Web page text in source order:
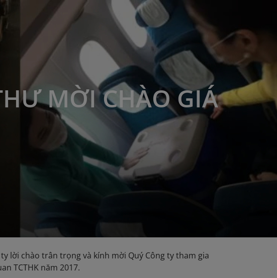
MỜI CHÀO GIÁ
lời chào trân trọng và kính mời Quý Công ty tham gia
TCTHK năm 2017.